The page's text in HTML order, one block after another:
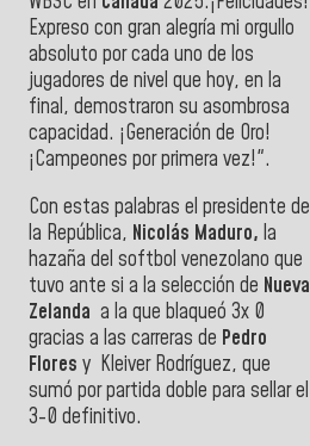
Expreso con gran alegría mi orgullo
absoluto por cada uno de los
jugadores de nivel que hoy, en la
final, demostraron su asombrosa
capacidad. ¡Generación de Oro!
¡Campeones por primera vez!".
Con estas palabras el presidente de
la República, Nicolás Maduro, la
hazaña del softbol venezolano que
tuvo ante si a la selección de Nueva
Zelanda a la que blaqueó 3x 0
gracias a las carreras de Pedro
Flores y Kleiver Rodríguez, que
sumó por partida doble para sellar el
3-0 definitivo.